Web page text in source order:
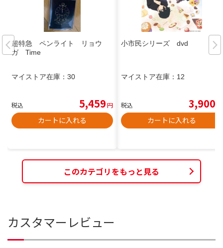
超特急 ペンライト リョウ
ガ Time
マイストア在庫： 30
税込 5,459円
カートに入れる
小市民シリーズ dvd
マイストア在庫： 12
税込 3,900
カートに入れる
このカテゴリをもっと見る
カスタマーレビュー